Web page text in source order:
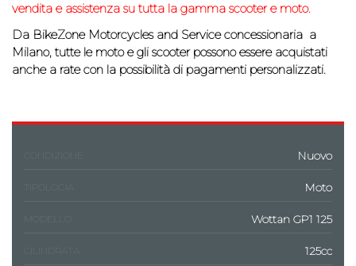
vendita e assistenza su tutta la gamma scooter e moto.
Da BikeZoneMotorcycles and Service concessionaria a
Milano, tutte le moto e gli scooter possono essere acquistati
anche a rate con la possibilità di pagamenti personalizzati.
Nuovo
Moto
Wottan GP1 125
125cc